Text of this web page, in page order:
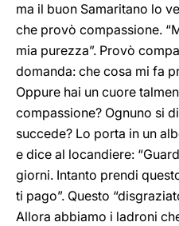
ma il buon Samaritano lo
che provò compassione.
mia purezza”. Provò
domanda: che cosa mi fa
Oppure hai un cuore
compassione? Ognuno si
succede? Lo porta in un
e dice al locandiere:
giorni. Intanto prendi
ti pago”. Questo
Allora abbiamo i ladroni